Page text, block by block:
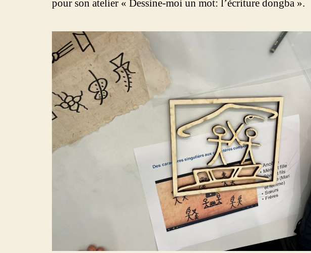
pour son atelier « Dessine-moi un mot: l’écriture dongba ».